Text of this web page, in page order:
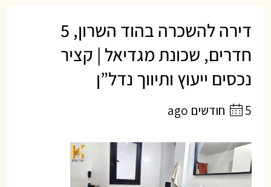
דירה להשכרה בהוד השרון, 5
חדרים, שכונת מגדיאל | קציר
נכסים ייעוץ ותיווך נדל”ן
5 חודשים ago